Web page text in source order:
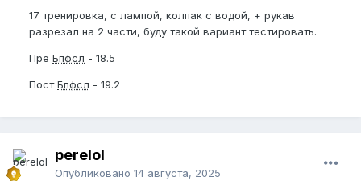
17 тренировка, с лампой, колпак с водой, + рукав
разрезал на 2 части, буду такой вариант тестировать.
Пре Бпфсл - 18.5
ПостБпфсл - 19.2
perelol
Опубликовано 14 августа, 2025